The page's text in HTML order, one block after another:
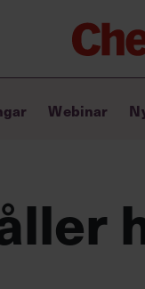
Lyft ditt
Chef GPT
Webinar